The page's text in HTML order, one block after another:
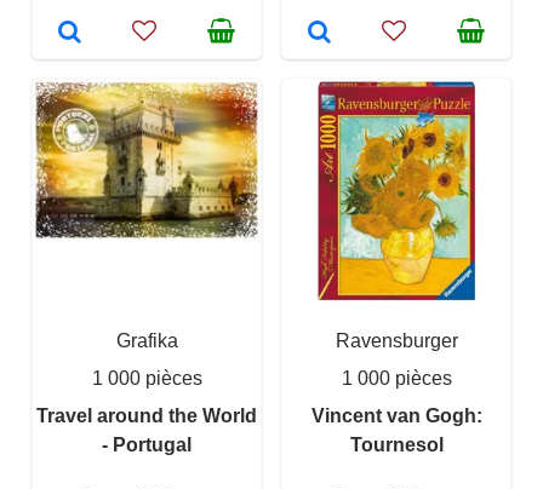
Grafika
1 000 pièces
Travel around the World
- Portugal
Ravensburger
1 000 pièces
Vincent van Gogh:
Tournesol